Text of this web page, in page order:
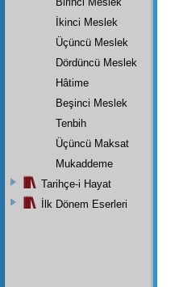
İkinci Meslek
Üçüncü Meslek
Dördüncü Meslek
Hâtime
Beşinci Meslek
Tenbih
Üçüncü Maksat
Mukaddeme
Tarihçe-i Hayat
İlk Dönem Eserleri